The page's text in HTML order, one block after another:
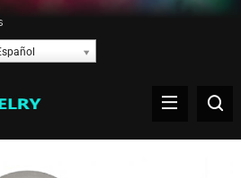
anillo de perla